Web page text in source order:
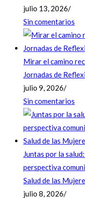
julio 13, 2026/
Sin comentarios
Mirar el camino
Jornadas de
julio 9, 2026/
Sin comentarios
Juntas por la
perspectiva
Salud de las
julio 8, 2026/